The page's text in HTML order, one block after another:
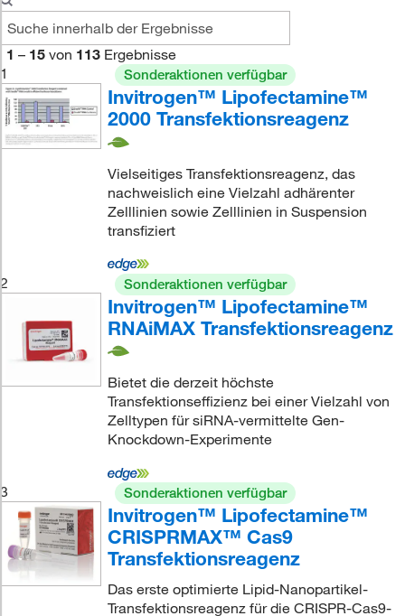
1 – 15 von 113 Ergebnisse
1
Sonderaktionen verfügbar
Invitrogen™ Lipofectamine™
2000 Transfektionsreagenz
Vielseitiges Transfektionsreagenz, das
nachweislich eine Vielzahl adhärenter
Zelllinien sowie Zelllinien in Suspension
transfiziert
2 Sonderaktionen verfügbar
Invitrogen™ Lipofectamine™
RNAiMAX Transfektionsreagenz
Bietet die derzeit höchste
Transfektionseffizienz bei einer Vielzahl von
Zelltypen für siRNA-vermittelte Gen-
Knockdown-Experimente
3 Sonderaktionen verfügbar
Invitrogen™ Lipofectamine™
CRISPRMAX™ Cas9
Transfektionsreagenz
Das erste optimierte Lipid-Nanopartikel-
Transfektionsreagenz für die CRISPR-Cas9-